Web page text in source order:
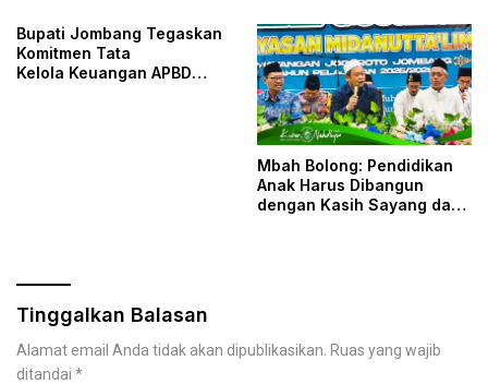
Bupati Jombang Tegaskan
Komitmen Tata
Kelola Keuangan APBD
Mbah Bolong: Pendidikan
Anak Harus Dibangun
dengan Kasih Sayang dan
Tinggalkan Balasan
Alamat email Anda tidak akan dipublikasikan. Ruas yang wajib
ditandai *